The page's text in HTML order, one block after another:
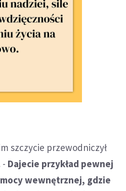
szczycie przewodniczył
- Dajecie przykład pewnej
wewnętrznej, gdzie